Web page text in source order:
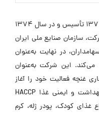
شرکت صنایع غذایی غنچه‌پرور در سال ۱۳۷۲ تأسیس و در سال ۱۳۷۴
سازمان صنایع ملی ایران
در نهایت به‌عنوان
می‌کند. این شرکت به‌عنوان
غنچه فعالیت خود را آغاز
کرده و دارای استاندارد و گواهینامه بهداشت و ایمنی غذا HACCP
کودک، پودر ژله، کرم